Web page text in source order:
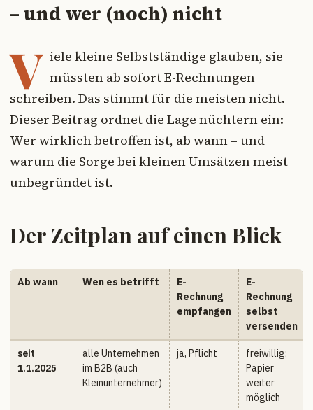
– und wer (noch) nicht
V iele kleine Selbstständige glauben, sie
müssten ab sofort E-Rechnungen
schreiben. Das stimmt für die meisten nicht.
Dieser Beitrag ordnet die Lage nüchtern ein:
Wer wirklich betroffen ist, ab wann – und
warum die Sorge bei kleinen Umsätzen meist
unbegründet ist.
Der Zeitplan auf einen Blick
Ab wann Wen es betrifft
E-
Rechnung
empfangen
E-
Rechnung
selbst
versenden
seit
1.1.2025
alle Unternehmen
im B2B (auch
Kleinunternehmer)
ja, Pflicht
freiwillig;
Papier
weiter
möglich